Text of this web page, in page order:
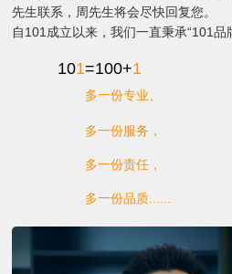
先生联系，周先生将会尽快回复您。
自101成立以来，我们一直秉承“101品
101=100+1
多一份专业、
多一份服务，
多一份责任，
多一份品质......